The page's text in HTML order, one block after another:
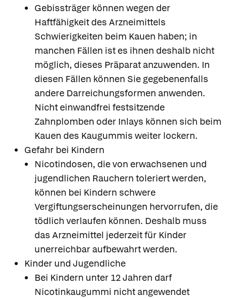
Gebissträger können wegen der
Haftfähigkeit des Arzneimittels
Schwierigkeiten beim Kauen haben; in
manchen Fällen ist es ihnen deshalb nicht
möglich, dieses Präparat anzuwenden. In
diesen Fällen können Sie gegebenenfalls
andere Darreichungsformen anwenden.
Nicht einwandfrei festsitzende
Zahnplomben oder Inlays können sich beim
Kauen des Kaugummis weiter lockern.
Gefahr bei Kindern
Nicotindosen, die von erwachsenen und
jugendlichen Rauchern toleriert werden,
können bei Kindern schwere
Vergiftungserscheinungen hervorrufen, die
tödlich verlaufen können. Deshalb muss
das Arzneimittel jederzeit für Kinder
unerreichbar aufbewahrt werden.
Kinder und Jugendliche
Bei Kindern unter 12 Jahren darf
Nicotinkaugummi nicht angewendet